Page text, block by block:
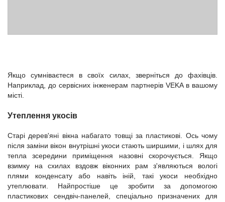
Якщо сумніваєтеся в своїх силах, зверніться до фахівців.
Наприклад, до сервісних інженерам партнерів VEKA в вашому
місті.
Утеплення укосів
Старі дерев'яні вікна набагато товщі за пластикові. Ось чому
після заміни вікон внутрішні укоси стають ширшими, і шлях для
тепла зсередини приміщення назовні скорочується. Якщо
взимку на схилах вздовж віконних рам з'являються вологі
плями конденсату або навіть іній, такі укоси необхідно
утеплювати. Найпростіше це зробити за допомогою
пластикових сендвіч-панелей, спеціально призначених для